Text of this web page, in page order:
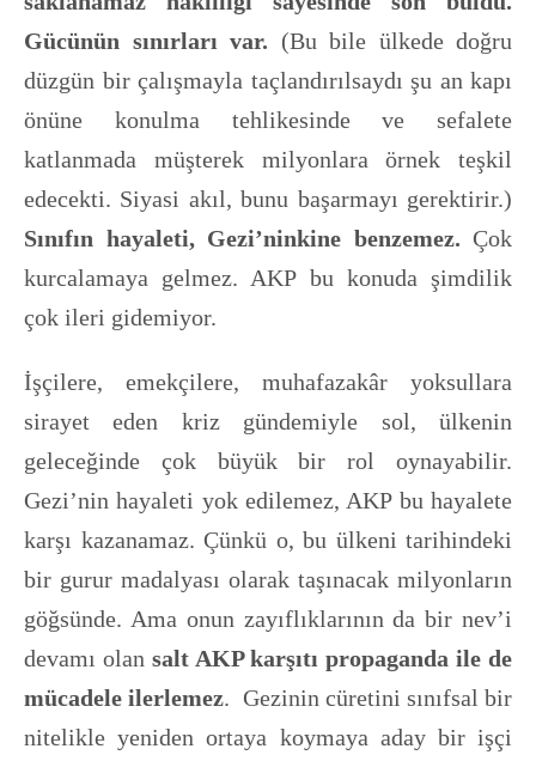
Gücünün sınırları var. (Bu bile ülkede doğru
düzgün bir çalışmayla taçlandırılsaydı şu an kapı
önüne konulma tehlikesinde ve sefalete
katlanmada müşterek milyonlara örnek teşkil
edecekti. Siyasi akıl, bunu başarmayı gerektirir.)
Sınıfın hayaleti, Gezi’ninkine benzemez. Çok
kurcalamaya gelmez. AKP bu konuda şimdilik
çok ileri gidemiyor.
İşçilere, emekçilere, muhafazakâr yoksullara
sirayet eden kriz gündemiyle sol, ülkenin
geleceğinde çok büyük bir rol oynayabilir.
Gezi’nin hayaleti yok edilemez, AKP bu hayalete
karşı kazanamaz. Çünkü o, bu ülkeni tarihindeki
bir gurur madalyası olarak taşınacak milyonların
göğsünde. Ama onun zayıflıklarının da bir nev’i
devamı olan salt AKP karşıtı propaganda ile de
mücadele ilerlemez. Gezinin cüretini sınıfsal bir
nitelikle yeniden ortaya koymaya aday bir işçi